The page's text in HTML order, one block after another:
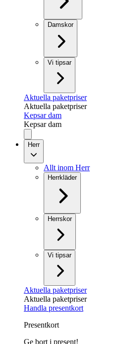
Damskor
Vi tipsar
Aktuella paketpriser
Aktuella paketpriser
Kepsar dam
Kepsar dam
Herr
Allt inom Herr
Herrkläder
Herrskor
Vi tipsar
Aktuella paketpriser
Aktuella paketpriser
Handla presentkort
Presentkort
Ge bort i present!